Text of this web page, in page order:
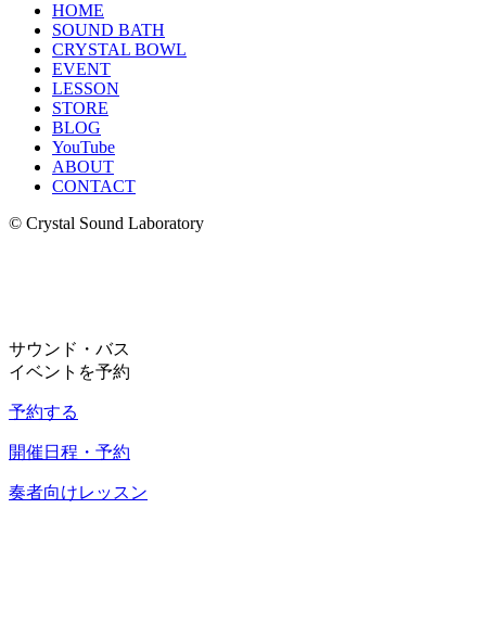
HOME
SOUND BATH
CRYSTAL BOWL
EVENT
LESSON
STORE
BLOG
YouTube
ABOUT
CONTACT
© Crystal Sound Laboratory
サウンド・バス
イベントを予約
予約する
開催日程・予約
奏者向けレッスン